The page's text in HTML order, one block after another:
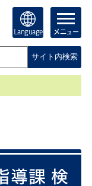
Language メニュー
サイト内検索
導課 検